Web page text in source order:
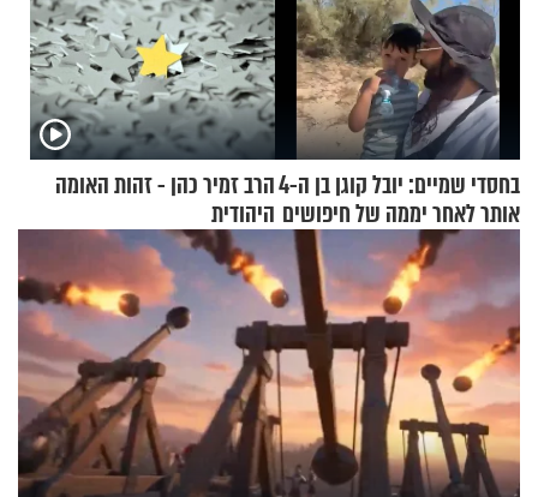
בחסדי שמיים: יובל קוגן בן ה-4
אותר לאחר יממה של חיפושים
הרב זמיר כהן - זהות האומה
היהודית